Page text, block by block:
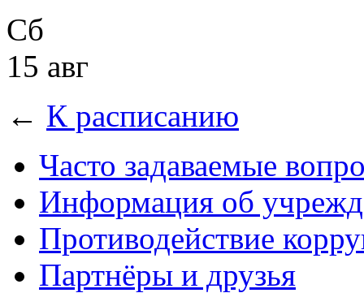
Сб
15 авг
← К расписанию
Часто задаваемые
Информация об
Противодействие
Партнёры и друзья